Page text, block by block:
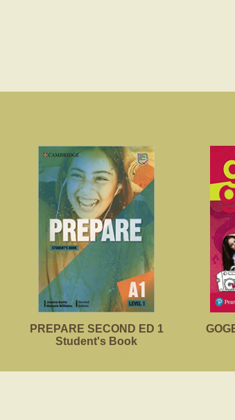
PREPARE SECOND ED 1
Student's Book